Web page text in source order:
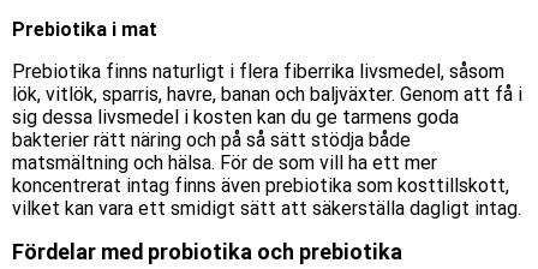
Prebiotika i mat
Prebiotika finns naturligt i flera fiberrika livsmedel, såsom
lök, vitlök, sparris, havre, banan och baljväxter. Genom att få i
sig dessa livsmedel i kosten kan du ge tarmens goda
bakterier rätt näring och på så sätt stödja både
matsmältning och hälsa. För de som vill ha ett mer
koncentrerat intag finns även prebiotika som kosttillskott,
vilket kan vara ett smidigt sätt att säkerställa dagligt intag.
Fördelar med probiotika och prebiotika